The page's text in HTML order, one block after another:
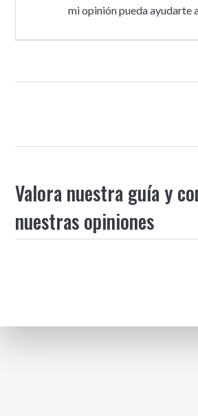
mi opinión pueda ayudarte
Valora nuestra guía y
nuestras opiniones